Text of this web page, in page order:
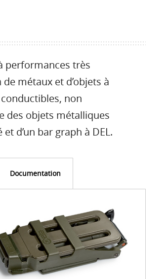
performances très
métaux et d’objets à
non
des objets métalliques
d’un bar graph à DEL.
Documentation